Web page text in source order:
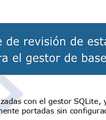
con el gestor
portadas sin